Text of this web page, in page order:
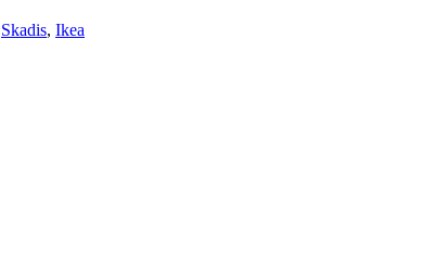
Skadis, Ikea